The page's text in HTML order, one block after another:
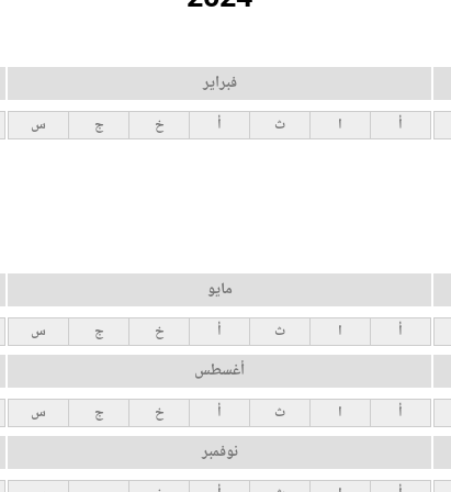
فبراير
أ ا ث أ خ ج س
مايو
أ ا ث أ خ ج س
أغسطس
أ ا ث أ خ ج س
نوفمبر